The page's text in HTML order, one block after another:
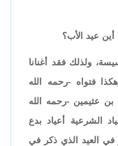
أين عيد الأب؟
ولذلك فقد أغنانا
فتواه -رحمه الله
عثيمين -رحمه الله
الشرعية أعياد بدع
في العيد الذي ذكر في